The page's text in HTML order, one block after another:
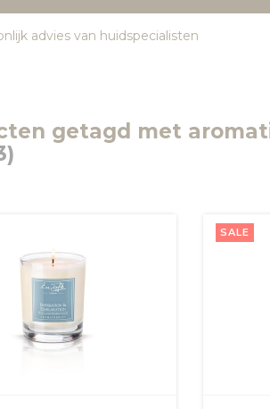
advies van huidspecialisten
getagd met
SALE